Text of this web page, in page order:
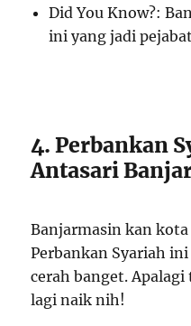
Did You Know?:
ini yang jadi
4. Perbankan
Antasari
Banjarmasin kan
Perbankan Syariah
cerah banget.
lagi naik nih!